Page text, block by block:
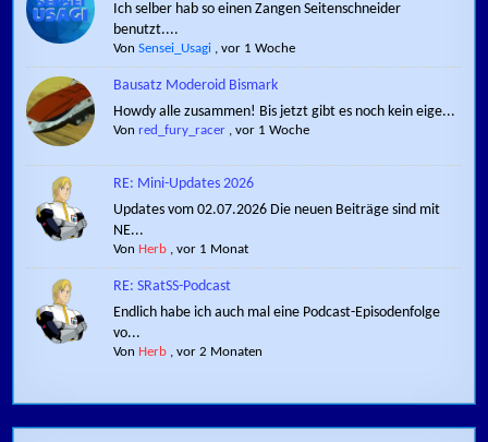
Ich selber hab so einen Zangen Seitenschneider
benutzt....
VonSensei_Usagi ,vor 1 Woche
Bausatz Moderoid Bismark
Howdy alle zusammen! Bis jetzt gibt es noch kein eige...
Vonred_fury_racer ,vor 1 Woche
RE: Mini-Updates 2026
Updates vom 02.07.2026 Die neuen Beiträge sind mit
NE...
Von Herb ,vor 1 Monat
RE: SRatSS-Podcast
Endlich habe ich auch mal eine Podcast-Episodenfolge
vo...
Von Herb ,vor 2 Monaten